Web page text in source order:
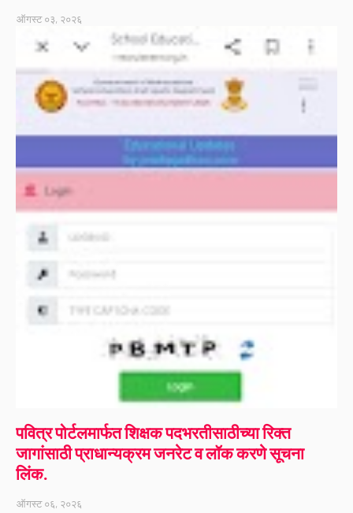
ऑगस्ट ०३, २०२६
पवित्र पोर्टलमार्फत शिक्षक पदभरतीसाठीच्या रिक्त
जागांसाठी प्राधान्यक्रम जनरेट व लॉक करणे सूचना
लिंक.
ऑगस्ट ०६, २०२६